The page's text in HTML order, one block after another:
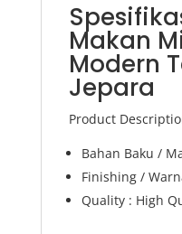
Makan
Modern
Jepara
Product
Bahan Baku /
Finishing /
Quality : High